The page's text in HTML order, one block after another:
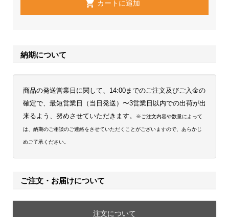
納期について
商品の発送営業日に関して、14:00までのご注文及びご入金の
確定で、最短営業日（当日発送）〜3営業日以内での出荷が出
来るよう、努めさせていただきます。
※ご注文内容や数量によって
は、納期のご相談のご連絡をさせていただくことがございますので、あらかじ
めご了承ください。
ご注文・お届けについて
注文について